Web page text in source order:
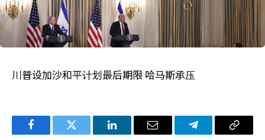
川普设加沙和平计划最后期限 哈马斯承压
FacebookTwitter LinkedIn电
Telegram复